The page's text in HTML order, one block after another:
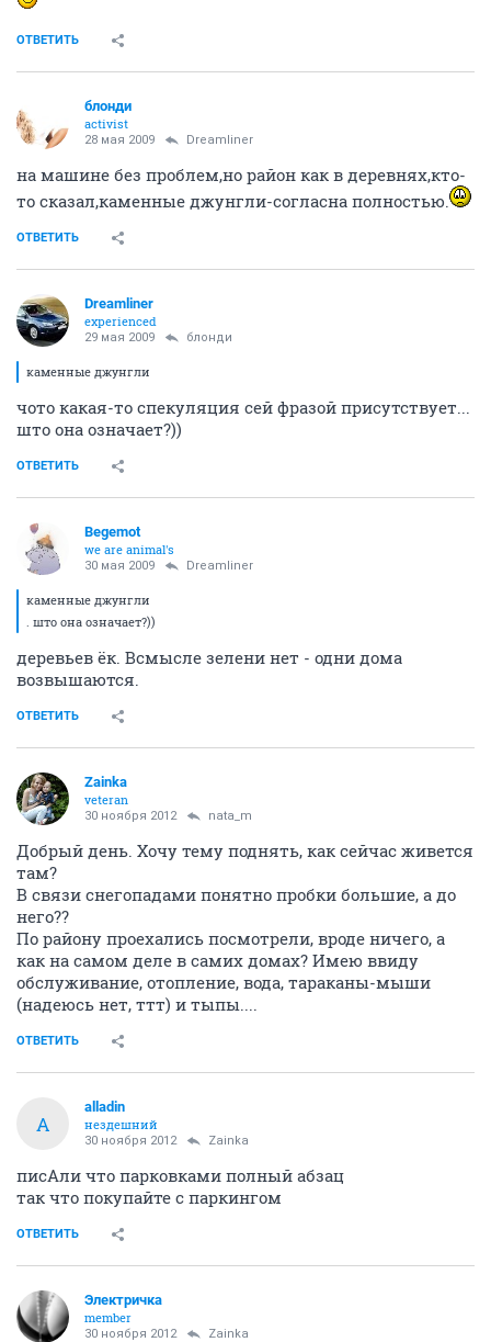
ОТВЕТИТЬ
блонди
activist
28 мая 2009 Dreamliner
на машине без проблем,но район как в деревнях,кто-
то сказал,каменные джунгли-согласна полностью.
ОТВЕТИТЬ
Dreamliner
experienced
29 мая 2009 блонди
каменные джунгли
чото какая-то спекуляция сей фразой присутствует...
што она означает?))
ОТВЕТИТЬ
Begemot
we are animal's
30 мая 2009 Dreamliner
каменные джунгли
. што она означает?))
деревьев ёк. Всмысле зелени нет - одни дома
возвышаются.
ОТВЕТИТЬ
Zainka
veteran
30 ноября 2012 nata_m
Добрый день. Хочу тему поднять, как сейчас живется
там?
В связи снегопадами понятно пробки большие, а до
него??
По району проехались посмотрели, вроде ничего, а
как на самом деле в самих домах? Имею ввиду
обслуживание, отопление, вода, тараканы-мыши
(надеюсь нет, ттт) и тыпы....
ОТВЕТИТЬ
A
alladin
нездешний
30 ноября 2012 Zainka
писАли что парковками полный абзац
так что покупайте с паркингом
ОТВЕТИТЬ
Электричка
member
30 ноября 2012 Zainka